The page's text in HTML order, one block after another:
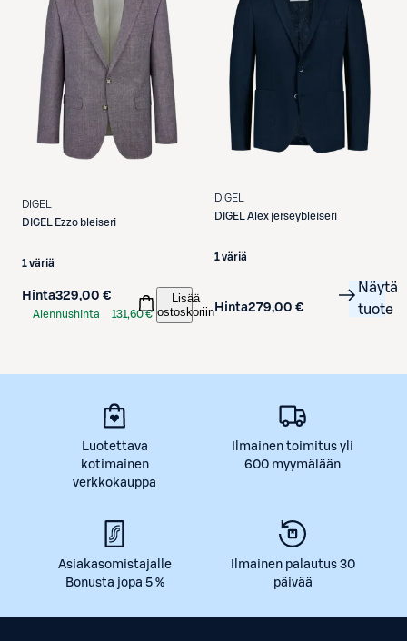
DIGEL
DIGEL
Ezzo bleiseri
1 väriä
Hinta329,00 €
Alennushinta
131,60 €
Lisää
ostoskoriin
DIGEL
DIGEL
Alex jerseybleiseri
1 väriä
Hinta279,00 €
Näytä
tuote
Luotettava
kotimainen
verkkokauppa
Ilmainen toimitus yli
600 myymälään
Asiakasomistajalle
Bonusta jopa 5 %
Ilmainen palautus 30
päivää